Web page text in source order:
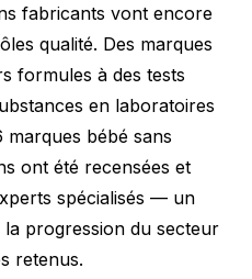
fabricants vont encore
qualité. Des marques
formules à des tests
en laboratoires
marques bébé sans
ont été recensées et
spécialisés — un
progression du secteur
retenus.